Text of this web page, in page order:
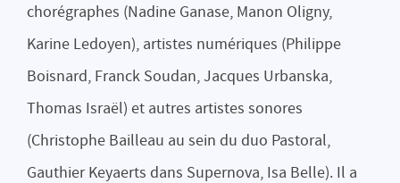
chorégraphes (Nadine Ganase, Manon Oligny,
Karine Ledoyen), artistes numériques (Philippe
Boisnard, Franck Soudan, Jacques Urbanska,
Thomas Israël) et autres artistes sonores
(Christophe Bailleau au sein du duo Pastoral,
Gauthier Keyaerts dans Supernova, Isa Belle). Il a